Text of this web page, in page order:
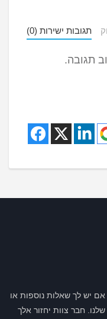
תגובות ישירות (0)
תגובה.
אם יש לך שאלות נוספות או
חבר צוות יחזור אלך